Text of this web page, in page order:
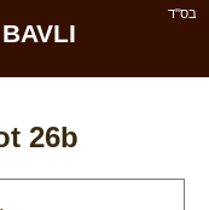
בס''ד
26b